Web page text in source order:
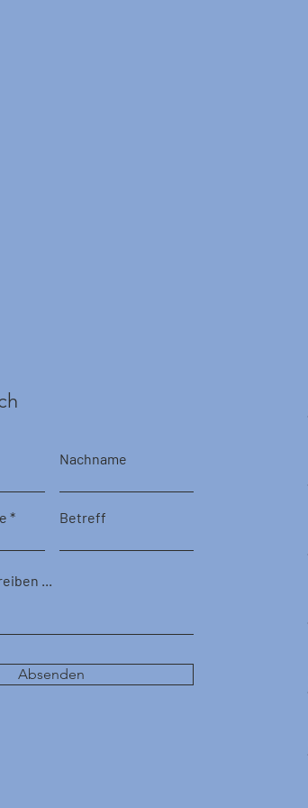
Nachname
Betreff
...
Absenden